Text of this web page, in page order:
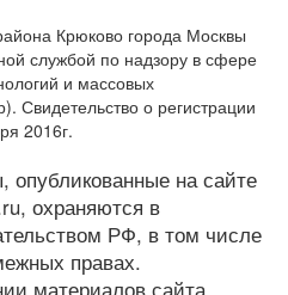
Крюково города Москвы
службой по надзору в сфере
и массовых
Свидетельство о регистрации
2016г.
опубликованные на сайте
охраняются в
РФ, в том числе
правах.
материалов сайта,